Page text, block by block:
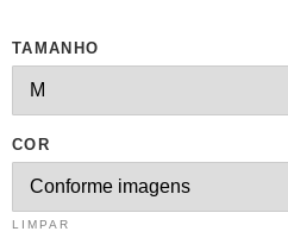
TAMANHO
COR
LIMPAR